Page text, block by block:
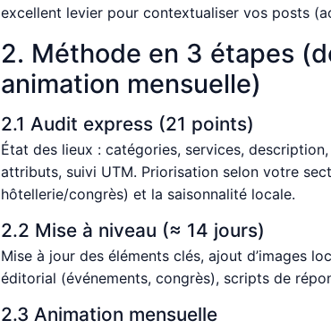
excellent levier pour contextualiser vos posts
2. Méthode en 3 étapes
animation mensuelle)
2.1 Audit express (21 points)
État des lieux : catégories, services,
attributs, suivi UTM. Priorisation selon votre
hôtellerie/congrès) et la saisonnalité locale.
2.2 Mise à niveau (≈ 14 jours)
Mise à jour des éléments clés, ajout d’images
éditorial (événements, congrès), scripts de
2.3 Animation mensuelle